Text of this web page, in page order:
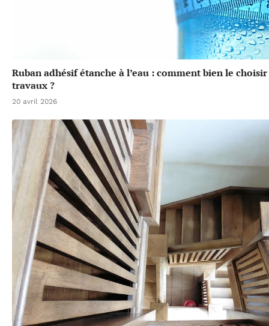
Ruban adhésif étanche à l’eau : comment bien le
travaux ?
20 avril 2026